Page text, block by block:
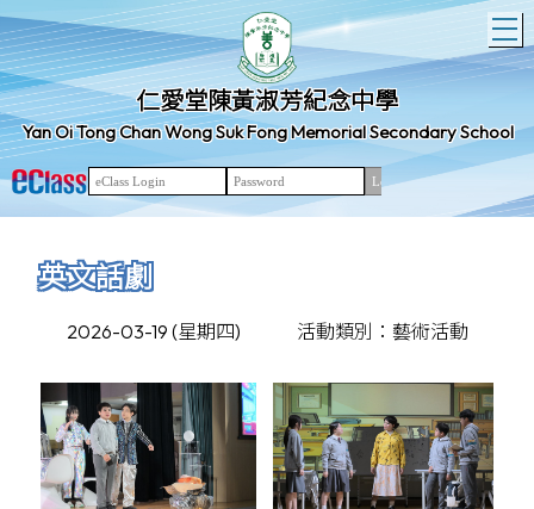
仁愛堂陳黃淑芳紀念中學
Yan Oi Tong Chan Wong Suk Fong Memorial Secondary School
英文話劇
2026-03-19 (星期四) 活動類別：藝術活動